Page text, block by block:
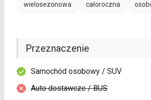
wielosezonowa całoroczna
Przeznaczenie
Samochód osobowy / SUV
Auto dostawcze / BUS